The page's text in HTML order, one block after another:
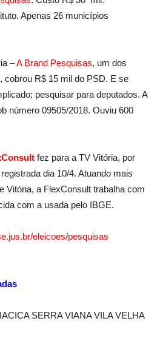
Apenas 26 municípios
–A Brand Pesquisas, um dos
cobrou R$ 15 mil do PSD. E se
pesquisar para deputados. A
número 09505/2018. Ouviu 600
fez para a TV Vitória, por
dia 10/4. Atuando mais
Vitória, a FlexConsult trabalha com
com a usada pelo IBGE.
eleicoes/pesquisas
SERRA VIANA VILA VELHA